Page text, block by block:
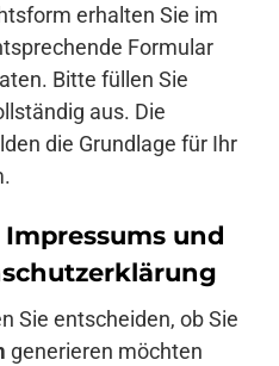
erhalten Sie im
Formular
Bitte füllen Sie
aus. Die
die Grundlage für Ihr
und
Sie entscheiden, ob Sie
generieren möchten